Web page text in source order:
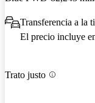
Transferencia a la
El precio incluye
Trato justo